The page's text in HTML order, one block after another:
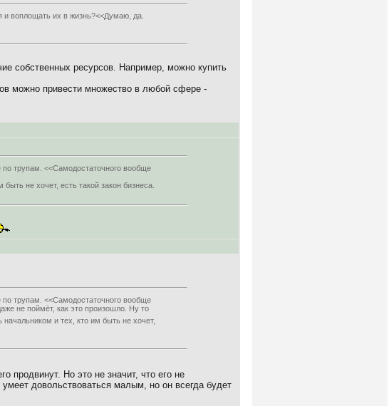
и воплощать их в жизнь?<<Думаю, да.
собственных ресурсов. Например, можно купить
можно привести множество в любой сфере -
трупам. <<Самодостаточного вообще
не хочет, есть такой закон бизнеса.
трупам. <<Самодостаточного вообще
не поймёт, как это произошло. Ну то
и тех, кто им быть не хочет,
продвинут. Но это не значит, что его не
довольствоваться малым, но он всегда будет